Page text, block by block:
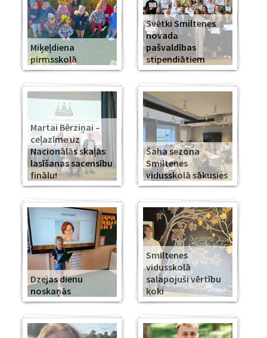
Miķeļdiena
pirmsskolā
Svētki Smiltenes
novada
pašvaldības
stipendiātiem
Martai Bērziņai –
ceļazīme uz
Nacionālās skaļās
lasīšanas sacensību
finālu!
Šaha sezona
Smiltenes
vidusskolā sākusies
Dzejas dienu
noskaņās
Smiltenes
vidusskolā
salapojuši vērtību
koki